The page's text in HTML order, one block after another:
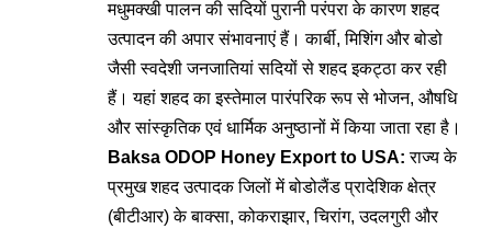
मधुमक्खी पालन की सदियों पुरानी परंपरा के कारण शहद
उत्पादन की अपार संभावनाएं हैं। कार्बी, मिशिंग और बोडो
जैसी स्वदेशी जनजातियां सदियों से शहद इकट्ठा कर रही
हैं। यहां शहद का इस्तेमाल पारंपरिक रूप से भोजन, औषधि
और सांस्कृतिक एवं धार्मिक अनुष्ठानों में किया जाता रहा है।
Baksa ODOP Honey Export to USA: राज्य के
प्रमुख शहद उत्पादक जिलों में बोडोलैंड प्रादेशिक क्षेत्र
(बीटीआर) के बाक्सा, कोकराझार, चिरांग, उदलगुरी और